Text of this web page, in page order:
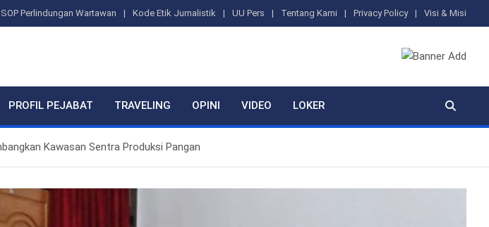
SOP Perlindungan Wartawan Kode Etik Jurnalistik UU Pers Tentang Kami Privacy Policy Visi & Misi
PROFIL PEJABAT TRAVELING OPINI VIDEO LOKER
Kawasan Sentra Produksi Pangan